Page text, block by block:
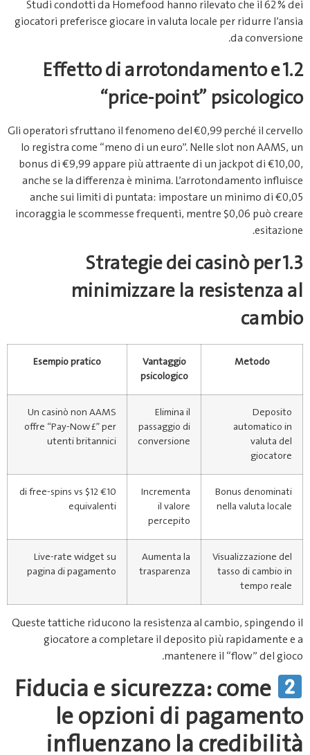
Studi condotti da Homefood hanno rilevato che il 62 % dei
giocatori preferisce giocare in valuta locale per ridurre l’ansia
da conversione.
1.2 Effetto di arrotondamento e
“price‑point” psicologico
Gli operatori sfruttano il fenomeno del €0,99 perché il cervello
lo registra come “meno di un euro”. Nelle slot non AAMS, un
bonus di €9,99 appare più attraente di un jackpot di €10,00,
anche se la differenza è minima. L’arrotondamento influisce
anche sui limiti di puntata: impostare un minimo di €0,05
incoraggia le scommesse frequenti, mentre $0,06 può creare
esitazione.
1.3 Strategie dei casinò per
minimizzare la resistenza al
cambio
Metodo
Vantaggio
psicologico
Esempio pratico
Deposito
automatico in
valuta del
giocatore
Elimina il
passaggio di
conversione
Un casinò non AAMS
offre “Pay‑Now £” per
utenti britannici
Bonus denominati
nella valuta locale
Incrementa
il valore
percepito
€10 di free‑spins vs $12
equivalenti
Visualizzazione del
tasso di cambio in
tempo reale
Aumenta la
trasparenza
Live‑rate widget su
pagina di pagamento
Queste tattiche riducono la resistenza al cambio, spingendo il
giocatore a completare il deposito più rapidamente e a
mantenere il “flow” del gioco.
Fiducia e sicurezza: come
le opzioni di pagamento
influenzano la credibilità